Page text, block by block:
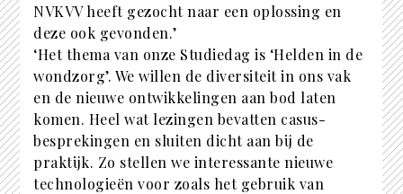
NVKVV heeft gezocht naar een oplossing en
deze ook gevonden.’
‘Het thema van onze Studiedag is ‘Helden in de
wondzorg’. We willen de diversiteit in ons vak
en de nieuwe ontwikkelingen aan bod laten
komen. Heel wat lezingen bevatten casus-
besprekingen en sluiten dicht aan bij de
praktijk. Zo stellen we interessante nieuwe
technologieën voor zoals het gebruik van